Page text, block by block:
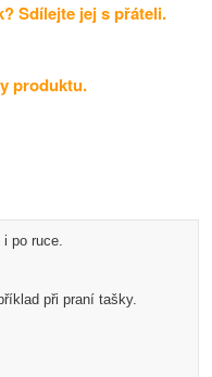
Sdílejte jej s přáteli.
produktu.
po ruce.
při praní tašky.